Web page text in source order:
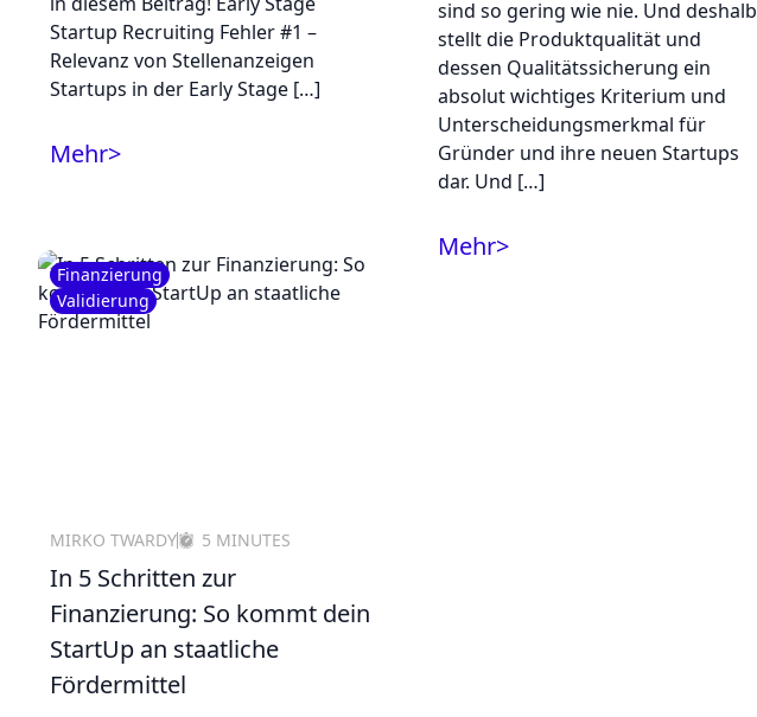
Startup Recruiting Fehler #1 –
Relevanz von Stellenanzeigen
Startups in der Early Stage […]
Mehr>
Finanzierung
Validierung
MIRKO TWARDY 5 MINUTES
In 5 Schritten zur
Finanzierung: So kommt dein
StartUp an staatliche
Fördermittel
sind so gering wie nie. Und deshalb
stellt die Produktqualität und
dessen Qualitätssicherung ein
absolut wichtiges Kriterium und
Unterscheidungsmerkmal für
Gründer und ihre neuen Startups
dar. Und […]
Mehr>